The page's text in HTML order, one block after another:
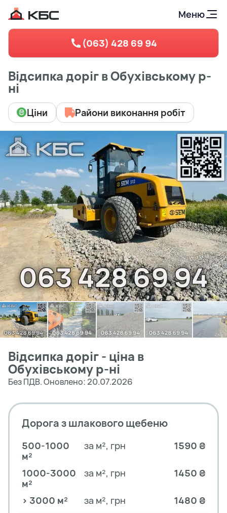
Меню
(063) 428 69 94
Відсипка доріг в Обухівському р-
ні
Ціни Райони виконання робіт
Відсипка доріг - ціна в
Обухівському р-ні
Без ПДВ. Оновлено: 20.07.2026
Дорога з шлакового щебеню
500-1000
м²
за м², грн 1590 ₴
1000-3000
м²
за м², грн 1450 ₴
> 3000 м² за м², грн 1480 ₴